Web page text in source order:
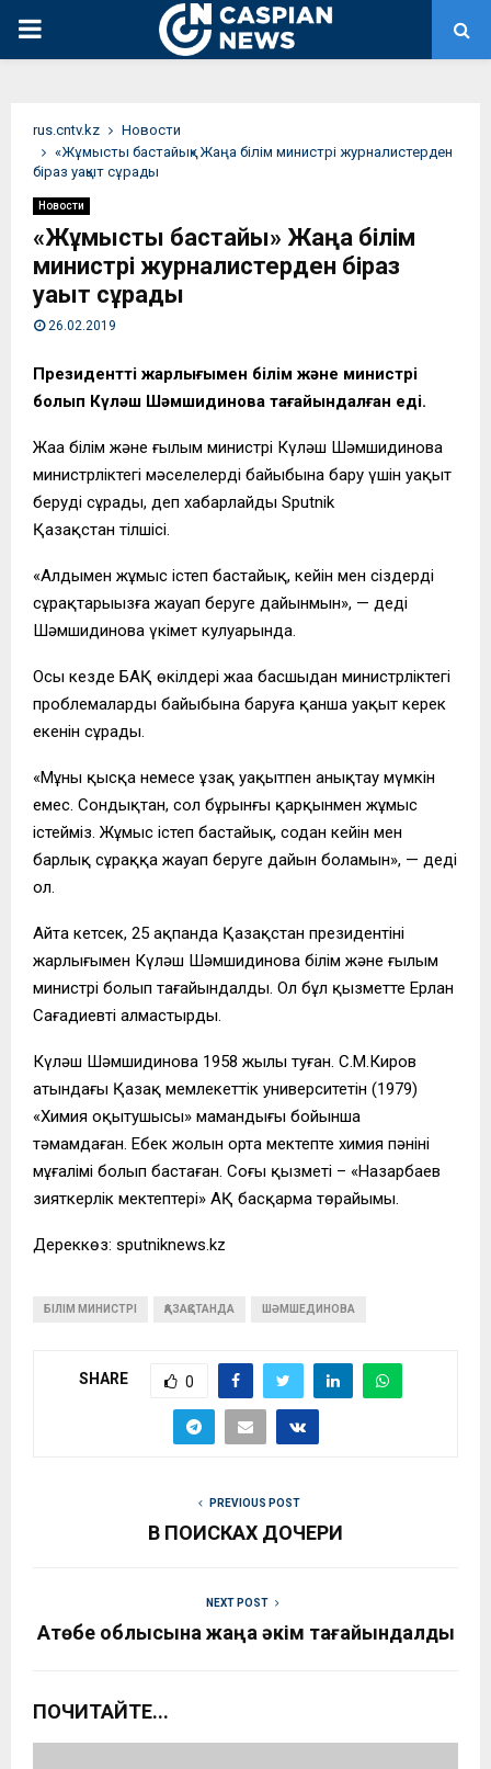
PRIMARY
rus.cntv.kz
Новости
«Жұмысты бастайық» Жаңа білім министрі журналистерден
біраз уақыт сұрады
Новости
«Жұмысты бастайық» Жаңа білім
министрі журналистерден біраз
уақыт сұрады
26.02.2019
Президенттің жарлығымен білім және министрі
болып Күләш Шәмшидинова тағайындалған еді.
Жаңа білім және ғылым министрі Күләш Шәмшидинова
министрліктегі мәселелердің байыбына бару үшін уақыт
беруді сұрады, деп хабарлайды Sputnik
Қазақстан тілшісі.
«Алдымен жұмыс істеп бастайық, кейін мен сіздердің
сұрақтарыңызға жауап беруге дайынмын», — деді
Шәмшидинова үкімет кулуарында.
Осы кезде БАҚ өкілдері жаңа басшыдан министрліктегі
проблемалардың байыбына баруға қанша уақыт керек
екенін сұрады.
«Мұны қысқа немесе ұзақ уақытпен анықтау мүмкін
емес. Сондықтан, сол бұрынғы қарқынмен жұмыс
істейміз. Жұмыс істеп бастайық, содан кейін мен
барлық сұраққа жауап беруге дайын боламын», — деді
ол.
Айта кетсек, 25 ақпанда Қазақстан президентінің
жарлығымен Күләш Шәмшидинова білім және ғылым
министрі болып тағайындалды. Ол бұл қызметте Ерлан
Сағадиевті алмастырды.
Күләш Шәмшидинова 1958 жылы туған. С.М.Киров
атындағы Қазақ мемлекеттік университетін (1979)
«Химия оқытушысы» мамандығы бойынша
тәмамдаған. Еңбек жолын орта мектепте химия пәнінің
мұғалімі болып бастаған. Соңғы қызметі – «Назарбаев
зияткерлік мектептері» АҚ басқарма төрайымы.
Дереккөз: sputniknews.kz
БІЛІМ МИНИСТРІ ҚАЗАҚСТАНДА ШӘМШЕДИНОВА
SHARE 0
PREVIOUS POST
В ПОИСКАХ ДОЧЕРИ
NEXT POST
Ақтөбе облысына жаңа әкім тағайындалды
ПОЧИТАЙТЕ...